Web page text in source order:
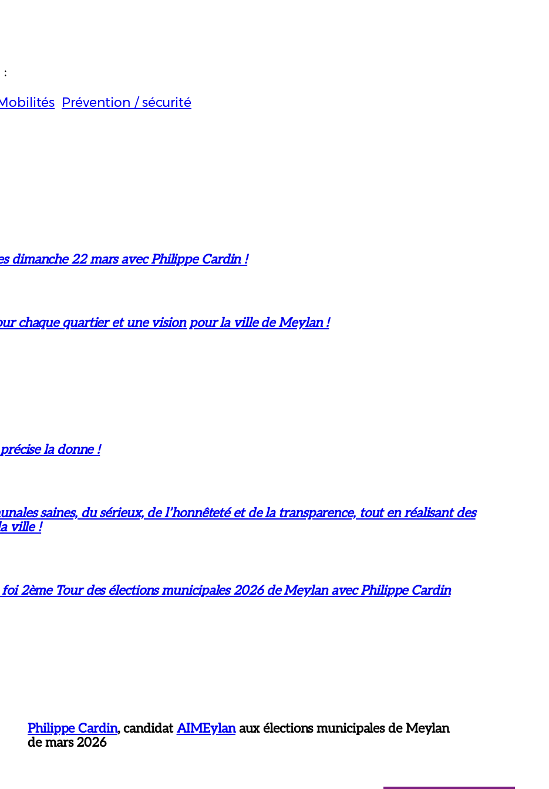
Prévention / sécurité
dimanche 22 mars avec Philippe Cardin !
chaque quartier et une vision pour la ville de Meylan !
la donne !
saines, du sérieux, de l’honnêteté et de la transparence, tout en réalisant des
ville !
2ème Tour des élections municipales 2026 de Meylan avec Philippe Cardin
Philippe Cardin, candidatAIMEylanaux élections municipales de Meylan
de mars 2026